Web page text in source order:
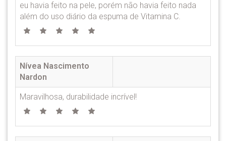
eu havia feito na pele, porém não havia feito nada
além do uso diário da espuma de Vitamina C.
Nívea Nascimento
Nardon
Maravilhosa, durabilidade incrível!